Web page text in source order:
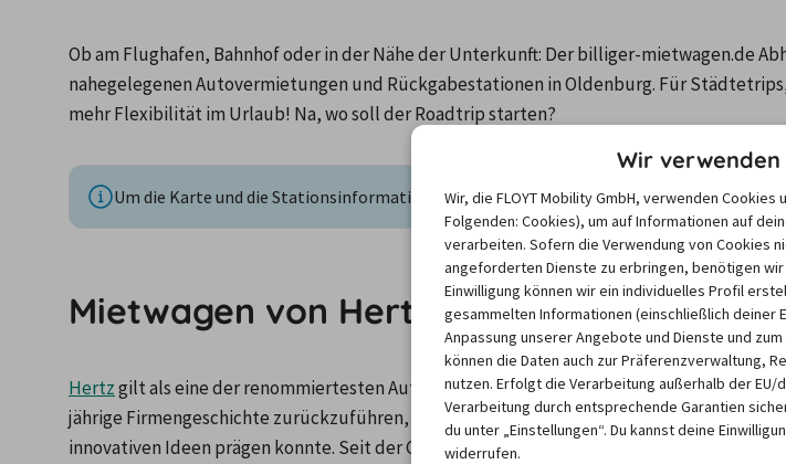
Ob am Flughafen, Bahnhof oder in der Nähe der Unterkunft: Der billiger-mietwagen.de
nahegelegenen Autovermietungen und Rückgabestationen in Oldenburg. Für
mehr Flexibilität im Urlaub! Na, wo soll der Roadtrip starten?
Um die Karte und die Stationsinformationen anzuzeigen, aktiviere bitte Cookies.Klicke
Mietwagen von Hertz Oldenburg
Hertz gilt als eine der renommiertesten Autovermietungen der Welt. Dies ist vor allem
jährige Firmengeschichte zurückzuführen, in der der US-amerikanische Anbieter
innovativen Ideen prägen konnte. Seit der Gründung im Jahr 1918 hat sich viel getan: Vor
Wir verwenden
Wir, die FLOYT Mobility GmbH, verwenden Cookies
Folgenden: Cookies), um auf Informationen auf
verarbeiten. Sofern die Verwendung von Cookies
angeforderten Dienste zu erbringen, benötigen
Einwilligung können wir ein individuelles Profil
gesammelten Informationen (einschließlich deiner
Anpassung unserer Angebote und Dienste und
können die Daten auch zur Präferenzverwaltung,
nutzen. Erfolgt die Verarbeitung außerhalb der
Verarbeitung durch entsprechende Garantien
du unter „Einstellungen“. Du kannst deine
widerrufen.